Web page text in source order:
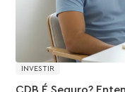
INVESTIR